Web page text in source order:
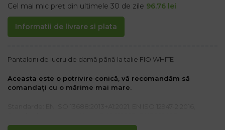
Cel mai mic preț din ultimele 30 de zile 96.76 lei
Informatii de livrare si plata
Pantaloni de lucru de damă până la talie FIO WHITE
Aceasta este o potrivire conică, vă recomandăm să
comandați cu o mărime mai mare.